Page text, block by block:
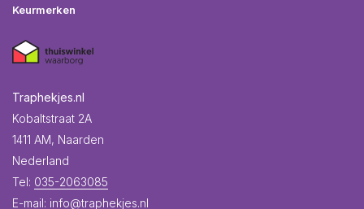
Keurmerken
Traphekjes.nl
Kobaltstraat 2A
1411 AM, Naarden
Nederland
Tel: 035-2063085
E-mail: info@traphekjes.nl